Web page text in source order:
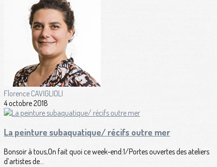
Florence CAVIGLIOLI
4 octobre 2018
La peinture subaquatique/ récifs outre mer
Bonsoir à tous,On fait quoi ce week-end:1/Portes ouvertes des ateliers
d’artistes de...